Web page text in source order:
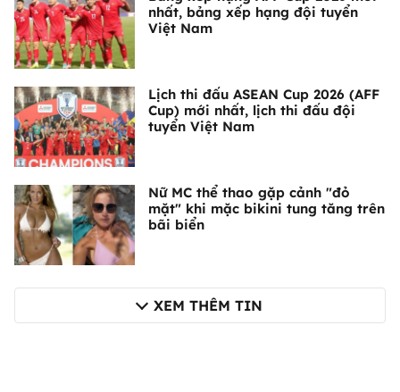
nhất, bảng xếp hạng đội tuyển
Việt Nam
Lịch thi đấu ASEAN Cup 2026 (AFF
Cup) mới nhất, lịch thi đấu đội
tuyển Việt Nam
Nữ MC thể thao gặp cảnh "đỏ
mặt" khi mặc bikini tung tăng trên
bãi biển
XEM THÊM TIN